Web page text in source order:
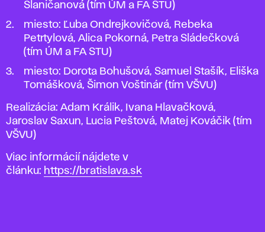
Slaničanová (tím ÚM a FA STU)
miesto: Ľuba Ondrejkovičová, Rebeka
Petrtylová, Alica Pokorná, Petra Sládečková
(tím ÚM a FA STU)
miesto: Dorota Bohušová, Samuel Stašík, Eliška
Tomášková, Šimon Voštinár (tím VŠVU)
Realizácia: Adam Králik, Ivana Hlavačková,
Jaroslav Saxun, Lucia Peštová, Matej Kováčik (tím
VŠVU)
Viac informácií nájdete v
článku: https://bratislava.sk